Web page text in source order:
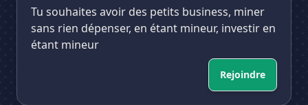
Tu souhaites avoir des petits business, miner
sans rien dépenser, en étant mineur, investir en
étant mineur
Rejoindre